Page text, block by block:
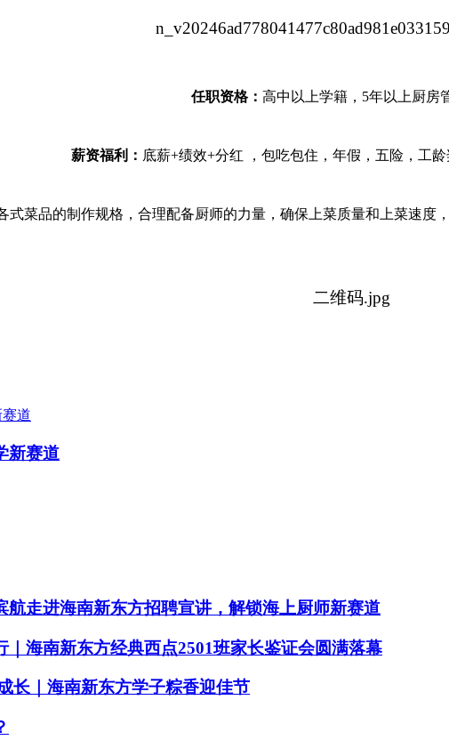
任职资格： 高中以上学籍， 5年以上厨房
薪资福利： 底薪+绩效+分红 ，包吃包住，年假，五险，工
式菜品的制作规格，合理配备厨师的力量，确保上菜质量和上菜速
新赛道
航走进海南新东方招聘宣讲，解锁海上厨师新赛道
海南新东方经典西点2501班家长鉴证会圆满落幕
长｜海南新东方学子粽香迎佳节